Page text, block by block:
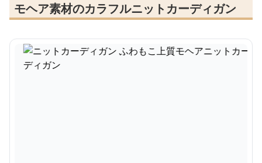
モヘア素材のカラフルニットカーディガン